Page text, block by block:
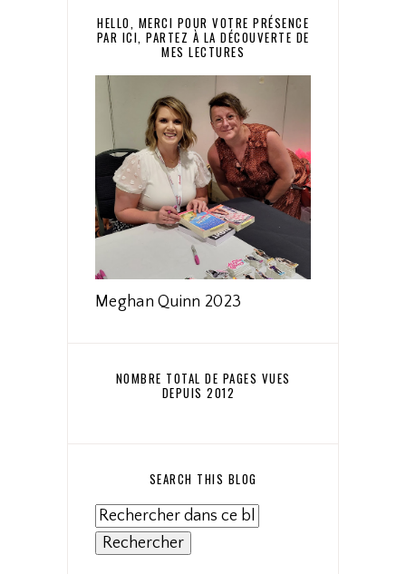
HELLO, MERCI POUR VOTRE PRÉSENCE
PAR ICI, PARTEZ À LA DÉCOUVERTE DE
MES LECTURES
Meghan Quinn 2023
NOMBRE TOTAL DE PAGES VUES
DEPUIS 2012
SEARCH THIS BLOG